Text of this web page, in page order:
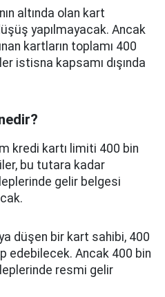
altında olan kart
yapılmayacak. Ancak
kartların toplamı 400
istisna kapsamı dışında
kredi kartı limiti 400 bin
bu tutara kadar
gelir belgesi
düşen bir kart sahibi, 400
edebilecek. Ancak 400 bin
resmi gelir